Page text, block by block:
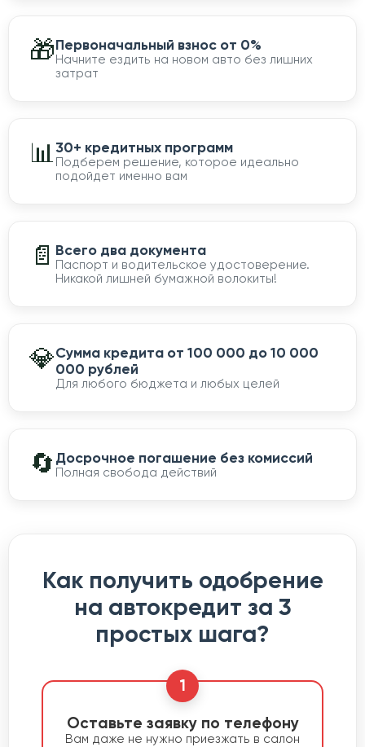
🎁Первоначальный взнос от 0%
Начните ездить на новом авто без лишних
затрат
📊30+ кредитных программ
Подберем решение, которое идеально
подойдет именно вам
📄 Всего два документа
Паспорт и водительское удостоверение.
Никакой лишней бумажной волокиты!
💎Сумма кредита от 100 000 до 10 000
000 рублей
Для любого бюджета и любых целей
🔄 Досрочное погашение без комиссий
Полная свобода действий
Как получить одобрение
на автокредит за 3
простых шага?
1
Оставьте заявку по телефону
Вам даже не нужно приезжать в салон